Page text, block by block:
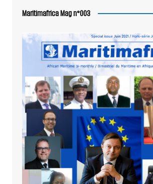
Maritimafrica Mag n°003